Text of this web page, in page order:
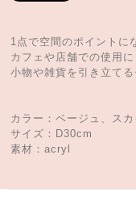
1点で空間のポイントに
カフェや店舗での使用
小物や雑貨を引き立て
カラー：ベージュ、スカ
サイズ：D30cm
素材：acryl